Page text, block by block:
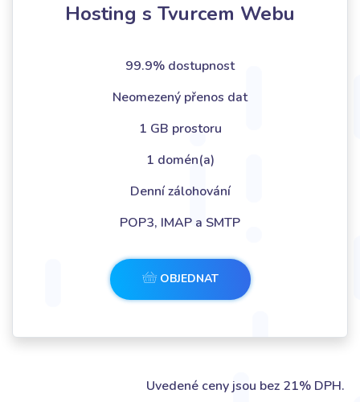
Hosting s Tvurcem Webu
99.9% dostupnost
Neomezený přenos dat
1 GB prostoru
1 domén(a)
Denní zálohování
POP3, IMAP a SMTP
OBJEDNAT
Uvedené ceny jsou bez 21% DPH.